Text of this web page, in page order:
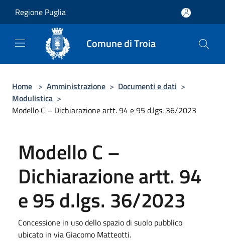
Regione Puglia
Comune di Troia
Home > Amministrazione > Documenti e dati >
Modulistica >
Modello C – Dichiarazione artt. 94 e 95 d.lgs. 36/2023
Modello C –
Dichiarazione artt. 94
e 95 d.lgs. 36/2023
Concessione in uso dello spazio di suolo pubblico
ubicato in via Giacomo Matteotti.